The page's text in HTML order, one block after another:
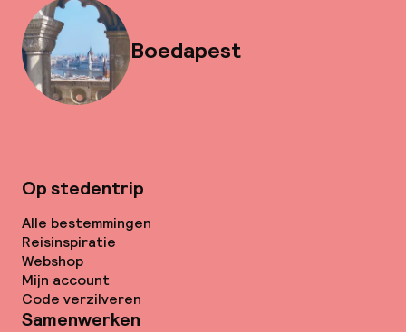
Boedapest
Op stedentrip
Alle bestemmingen
Reisinspiratie
Webshop
Mijn account
Code verzilveren
Samenwerken